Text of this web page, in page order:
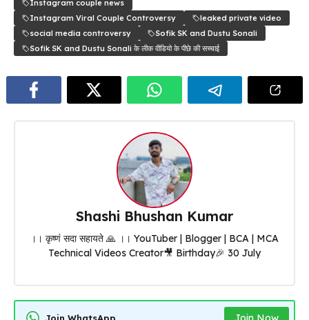
Instagram couple news
Instagram Viral Couple Controversy
leaked private video
social media controversy
Sofik SK and Dustu Sonali
Sofik SK and Dustu Sonali के लीक वीडियो के पीछे की सच्चाई
Shashi Bhushan Kumar
।। कृष्णं सदा सहायते 🙏 ।। YouTuber | Blogger | BCA | MCA
Technical Videos Creator🎥 Birthday🎉 30 July
Join WhatsApp